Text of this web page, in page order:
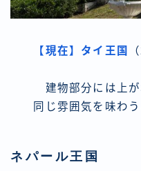
【現在】タイ王国
建物部分には上が
同じ雰囲気を味わ
ネパール王国